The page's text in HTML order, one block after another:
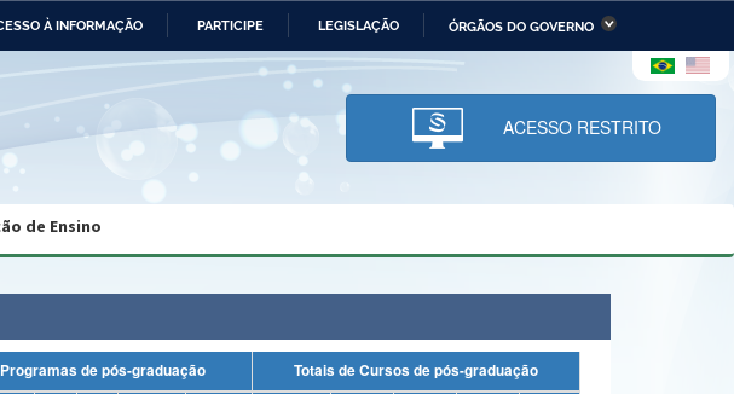
À INFORMAÇÃO PARTICIPE LEGISLAÇÃO ÓRGÃOS DO GOVERNO
Relações Ministério da Economia Ministério da Infraestrutura
Ministério da Ciência,
Tecnologia, Inovações e
Comunicações
e dos Direitos Humanos
do Brasil Planalto
ACESSO RESTRITO
de Ensino
Total de Programas de pós-graduação
Totais de Cursos de pós-graduação